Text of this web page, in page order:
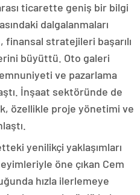
ticarette geniş bir bilgi
dalgalanmaları
finansal stratejileri başarılı
büyüttü. Oto galeri
ve pazarlama
İnşaat sektöründe de
özellikle proje yönetimi ve
yenilikçi yaklaşımları
öne çıkan Cem
hızla ilerlemeye